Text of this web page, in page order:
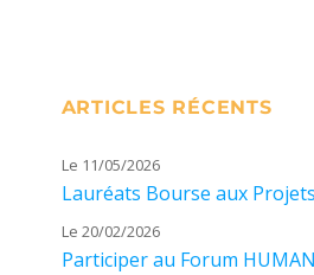
ARTICLES RÉCENTS
Le 11/05/2026
Lauréats Bourse aux
Le 20/02/2026
Participer au Forum